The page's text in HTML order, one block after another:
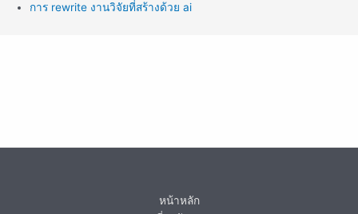
การ rewrite งานวิจัยที่สร้างด้วย ai
หน้าหลัก